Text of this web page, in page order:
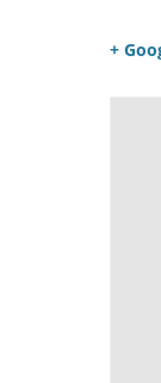
+